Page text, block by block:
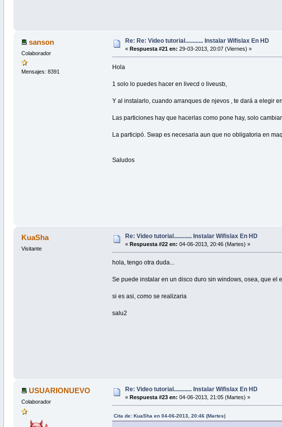
sanson
Colaborador
Mensajes: 8391
Re: Re: Video tutorial............ Instalar Wifislax En HD
« Respuesta #21 en: 29-03-2013, 20:07 (Viernes) »
Hola
1 solo lo puedes hacer en livecd o liveusb,
Y al instalarlo, cuando arranques de njevos , te dará a elegir
Las particiones hay que hacerlas como pone hay, solo
La participó. Swap es necesaria aun que no obligatoria en
Saludos
KuaSha
Visitante
Re: Video tutorial............ Instalar Wifislax En HD
« Respuesta #22 en: 04-06-2013, 20:46 (Martes) »
hola, tengo otra duda...
Se puede instalar en un disco duro sin windows, osea, que el
si es asi, como se realizaria
salu2
USUARIONUEVO
Colaborador
Re: Video tutorial............ Instalar Wifislax En HD
« Respuesta #23 en: 04-06-2013, 21:05 (Martes) »
Cita de: KuaSha en 04-06-2013, 20:46 (Martes)